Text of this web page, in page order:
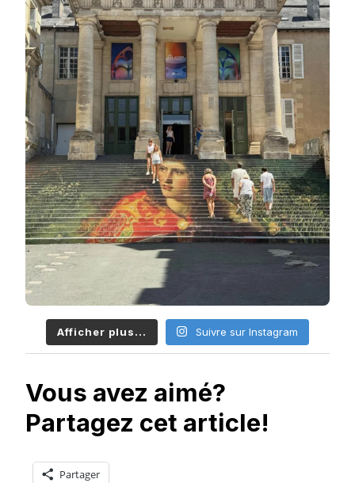
Afficher plus... Suivre sur Instagram
Vous avez aimé?
Partagez cet article!
Partager